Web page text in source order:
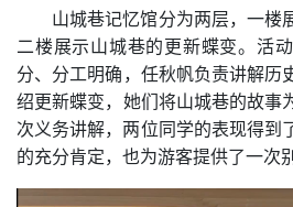
山城巷记忆馆分为两层，一楼
二楼展示山城巷的更新蝶变。活
分、 分工明确 ，任秋帆负责讲解历
绍更新蝶变， 她们 将山城巷的故事
次义务讲解， 两位同学的表现得到
的充分肯定， 也为游客提供了一次